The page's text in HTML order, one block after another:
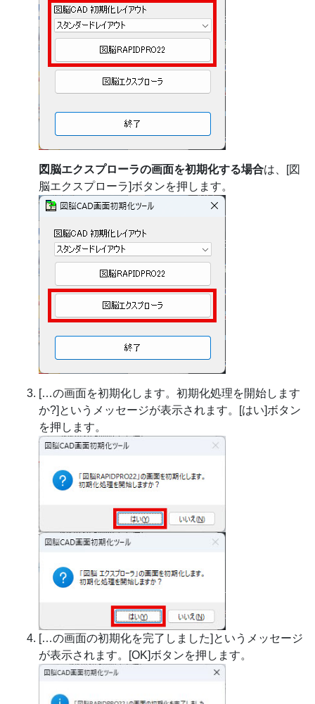
図脳エクスプローラの画面を初期化する場合は、[図
脳エクスプローラ]ボタンを押します。
[…の画面を初期化します。初期化処理を開始します
か?]というメッセージが表示されます。[はい]ボタン
を押します。
[…の画面の初期化を完了しました]というメッセージ
が表示されます。[OK]ボタンを押します。